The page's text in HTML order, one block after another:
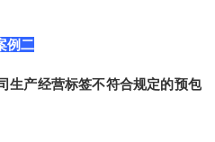
例二
生产经营标签不符合规定的预包